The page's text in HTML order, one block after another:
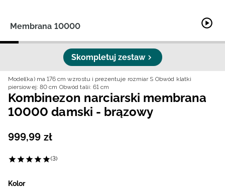
Membrana 10000
Skompletuj zestaw
Model(ka) ma 176 cm wzrostu i prezentuje rozmiar S Obwód klatki
piersiowej: 80 cm Obwód talii: 61 cm
Kombinezon narciarski membrana
10000 damski - brązowy
999,99 zł
(3)
Kolor